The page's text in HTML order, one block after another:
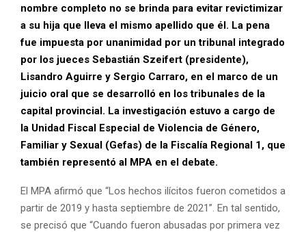
nombre completo no se brinda para evitar revictimizar
a su hija que lleva el mismo apellido que él. La pena
fue impuesta por unanimidad por un tribunal integrado
por los jueces Sebastián Szeifert (presidente),
Lisandro Aguirre y Sergio Carraro, en el marco de un
juicio oral que se desarrolló en los tribunales de la
capital provincial. La investigación estuvo a cargo de
la Unidad Fiscal Especial de Violencia de Género,
Familiar y Sexual (Gefas) de la Fiscalía Regional 1, que
también representó al MPA en el debate.
El MPA afirmó que “Los hechos ilícitos fueron cometidos a
partir de 2019 y hasta septiembre de 2021”. En tal sentido,
se precisó que “Cuando fueron abusadas por primera vez